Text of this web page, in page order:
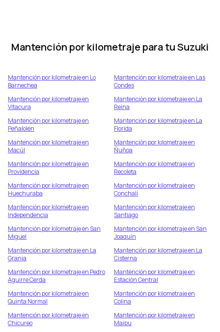
Mantención por kilometraje para tuSuzuki
Mantención por kilometraje en Lo
Barnechea
Mantención por kilometraje en Las
Condes
Mantención por kilometraje en
Vitacura
Mantención por kilometraje en La
Reina
Mantención por kilometraje en
Peñalolén
Mantención por kilometraje en La
Florida
Mantención por kilometraje en
Macúl
Mantención por kilometraje en
Ñuñoa
Mantención por kilometraje en
Providencia
Mantención por kilometraje en
Recoleta
Mantención por kilometraje en
Huechuraba
Mantención por kilometraje en
Conchalí
Mantención por kilometraje en
Independencia
Mantención por kilometraje en
Santiago
Mantención por kilometraje enSan
Miguel
Mantención por kilometraje enSan
Joaquín
Mantención por kilometraje en La
Granja
Mantención por kilometraje en La
Cisterna
Mantención por kilometraje en Pedro
Aguirre Cerda
Mantención por kilometraje en
Estación Central
Mantención por kilometraje en
Quinta Normal
Mantención por kilometraje en
Colina
Mantención por kilometraje en
Chicureo
Mantención por kilometraje en
Maipu